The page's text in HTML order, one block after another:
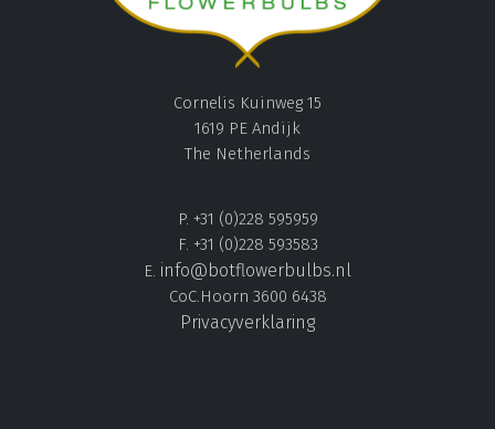
Cornelis Kuinweg 15
1619 PE Andijk
The Netherlands
P. +31 (0)228 595959
F. +31 (0)228 593583
E. info@botflowerbulbs.nl
CoC.Hoorn 3600 6438
Privacyverklaring